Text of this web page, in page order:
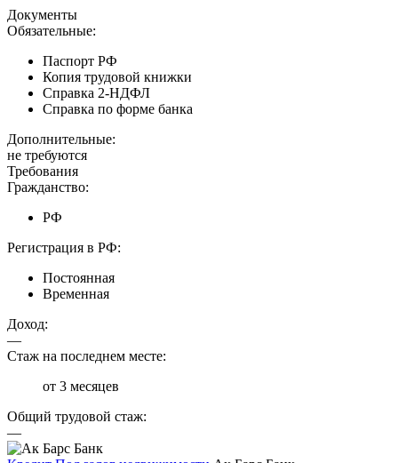
Документы
Обязательные:
Паспорт РФ
Копия трудовой книжки
Справка 2-НДФЛ
Справка по форме банка
Дополнительные:
не требуются
Требования
Гражданство:
РФ
Регистрация в РФ:
Постоянная
Временная
Доход:
—
Стаж на последнем месте:
от 3 месяцев
Общий трудовой стаж:
—